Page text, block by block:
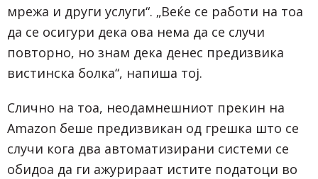
мрежа и други услуги“. „Веќе се работи на тоа
да се осигури дека ова нема да се случи
повторно, но знам дека денес предизвика
вистинска болка“, напиша тој.
Слично на тоа, неодамнешниот прекин на
Amazon беше предизвикан од грешка што се
случи кога два автоматизирани системи се
обидоа да ги ажурираат истите податоци во